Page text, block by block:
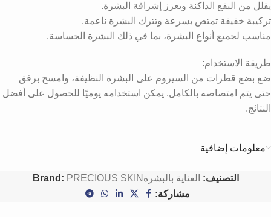
يقلل من البقع الداكنة ويعزز إشراقة البشرة.
تركيبة خفيفة تمتص بسرعة وتترك البشرة ناعمة.
مناسب لجميع أنواع البشرة، بما في ذلك البشرة الحساسة.
طريقة الاستخدام:
ضع بضع قطرات من السيروم على البشرة النظيفة، وامسح برفق
حتى يتم امتصاصه بالكامل. يمكن استخدامه يوميًا للحصول على أفضل
النتائج.
معلومات إضافية
التصنيف: العناية بالبشرة Brand: PRECIOUS SKIN
مشاركة: